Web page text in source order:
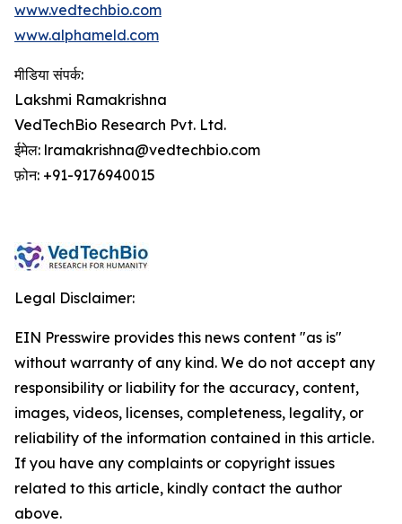
www.vedtechbio.com
www.alphameld.com
मीडिया संपर्क:
Lakshmi Ramakrishna
VedTechBio Research Pvt. Ltd.
ईमेल: lramakrishna@vedtechbio.com
फ़ोन: +91-9176940015
Legal Disclaimer:
EIN Presswire provides this news content "as is"
without warranty of any kind. We do not accept any
responsibility or liability for the accuracy, content,
images, videos, licenses, completeness, legality, or
reliability of the information contained in this article.
If you have any complaints or copyright issues
related to this article, kindly contact the author
above.